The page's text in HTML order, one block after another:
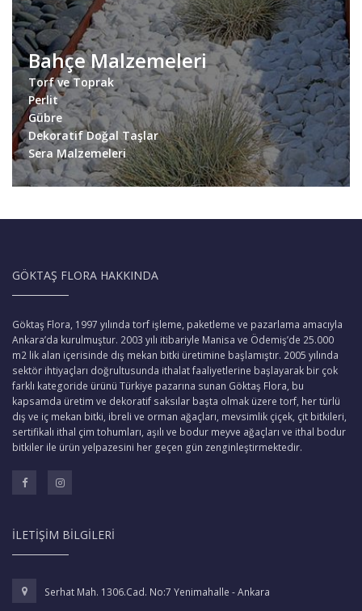
Bahçe Malzemeleri
Torf ve Toprak
Perlit
Gübre
Dekoratif Doğal Taşlar
Sera Malzemeleri
GÖKTAŞ FLORA HAKKINDA
Göktaş Flora, 1997 yılında torf işleme, paketleme ve pazarlama amacıyla
Ankara’da kurulmuştur. 2003 yılı itibariyle Manisa ve Ödemiş’de 25.000
m2 lik alan içerisinde dış mekan bitki üretimine başlamıştır. 2005 yılında
sektör ihtiyaçları doğrultusunda ithalat faaliyetlerine başlayarak bir çok
farklı kategoride ürünü Türkiye pazarına sunan Göktaş Flora, bu
kapsamda üretim ve dekoratif saksılar başta olmak üzere torf, her türlü
dış ve iç mekan bitki, ibreli ve orman ağaçları, mevsimlik çiçek, çit bitkileri,
sertifikalı ithal çim tohumları, aşılı ve bodur meyve ağaçları ve ithal bodur
bitkiler ile ürün yelpazesini her geçen gün zenginleştirmektedir.
İLETIŞIM BILGILERI
Serhat Mah. 1306.Cad. No:7 Yenimahalle - Ankara